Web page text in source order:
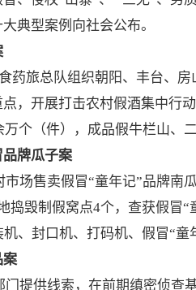
典型案例向社会公布。
旅总队组织朝阳、丰台、房
，开展打击农村假酒集中行
个（件），成品假牛栏山、
牌瓜子案
售卖假冒“童年记”品牌南
捣毁制假窝点4个，查获假冒
、封口机、打码机、假冒“
案
供线索，在前期缜密侦查